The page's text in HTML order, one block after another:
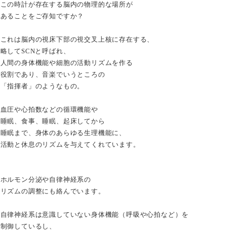
この時計が存在する脳内の物理的な場所が
あることをご存知ですか？
これは脳内の視床下部の視交叉上核に存在する、
略してSCNと呼ばれ、
人間の身体機能や細胞の活動リズムを作る
役割であり、音楽でいうところの
「指揮者」のようなもの。
血圧や心拍数などの循環機能や
睡眠、食事、睡眠、起床してから
睡眠まで、身体のあらゆる生理機能に、
活動と休息のリズムを与えてくれています。
ホルモン分泌や自律神経系の
リズムの調整にも絡んでいます。
自律神経系は意識していない身体機能（呼吸や心拍など）を
制御しているし、